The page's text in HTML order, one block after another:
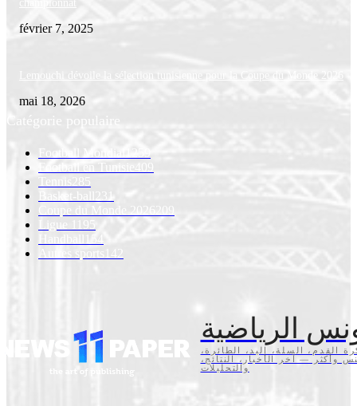
février 7, 2025
Lemouchi dévoile la sélection tunisienne pour la Coupe du Monde 2026
mai 18, 2026
Catégorie populaire
Football Mondial
1259
Football en Tunisie 409
Tennis
285
Basket-ball
231
Coupe du Monde 2026 209
Ligue 1
195
Handball
154
Autres sports 142
الرياضية
القدم، السلة، اليد، الطائرة،
وأكثر — آخر الأخبار، النتائج،
والتحليلات